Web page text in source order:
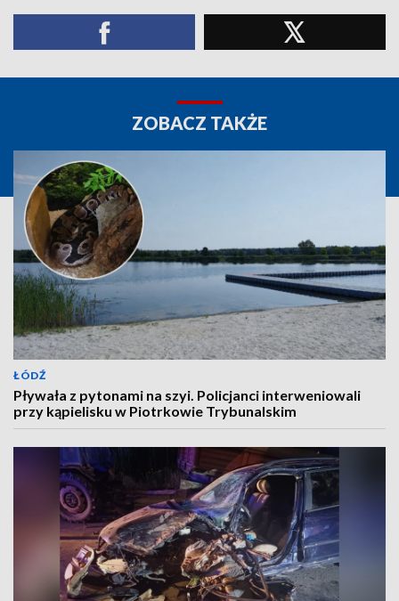
ZOBACZ TAKŻE
ŁÓDŹ
Pływała z pytonami na szyi. Policjanci interweniowali
przy kąpielisku w Piotrkowie Trybunalskim